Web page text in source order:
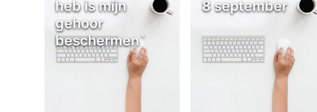
heb is mijn
gehoor
beschermen`
8 september